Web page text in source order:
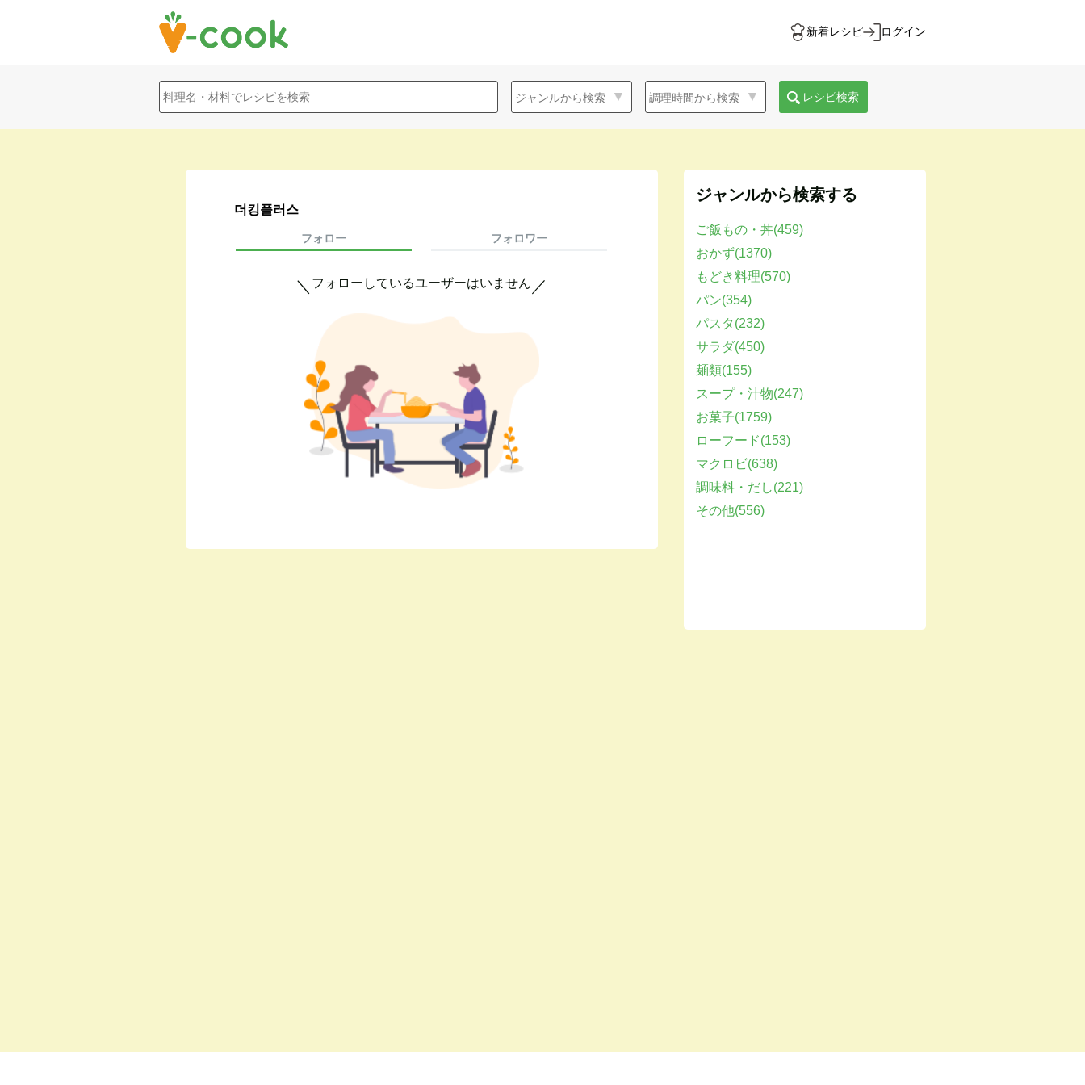
新着レシピ ログイン
レシピ検索
더킹플러스
フォロー フォロワー
＼ フォローしているユーザーはいません ／
ジャンルから検索する
ご飯もの・丼(459)
おかず(1370)
もどき料理(570)
パン(354)
パスタ(232)
サラダ(450)
麺類(155)
スープ・汁物(247)
お菓子(1759)
ローフード(153)
マクロビ(638)
調味料・だし(221)
その他(556)